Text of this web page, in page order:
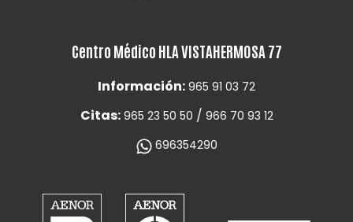
Centro Médico HLA VISTAHERMOSA 77
Información: 965 91 03 72
Citas: 965 23 50 50 / 966 70 93 12
696354290